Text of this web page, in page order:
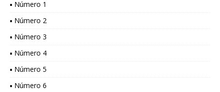
▪ Número 1
▪ Número 2
▪ Número 3
▪ Número 4
▪ Número 5
▪ Número 6